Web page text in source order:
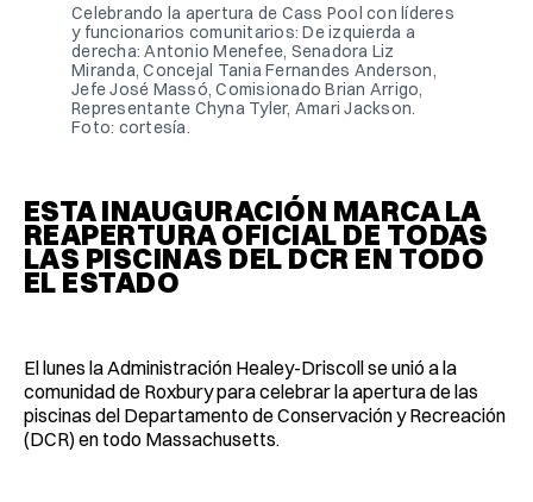
Celebrando la apertura de Cass Pool con líderes
y funcionarios comunitarios: De izquierda a
derecha: Antonio Menefee, Senadora Liz
Miranda, Concejal Tania Fernandes Anderson,
Jefe José Massó, Comisionado Brian Arrigo,
Representante Chyna Tyler, Amari Jackson.
Foto: cortesía.
ESTA INAUGURACIÓN MARCA LA
REAPERTURA OFICIAL DE TODAS
LAS PISCINAS DEL DCR EN TODO
EL ESTADO
El lunes la Administración Healey-Driscoll se unió a la
comunidad de Roxbury para celebrar la apertura de las
piscinas del Departamento de Conservación y Recreación
(DCR) en todo Massachusetts.